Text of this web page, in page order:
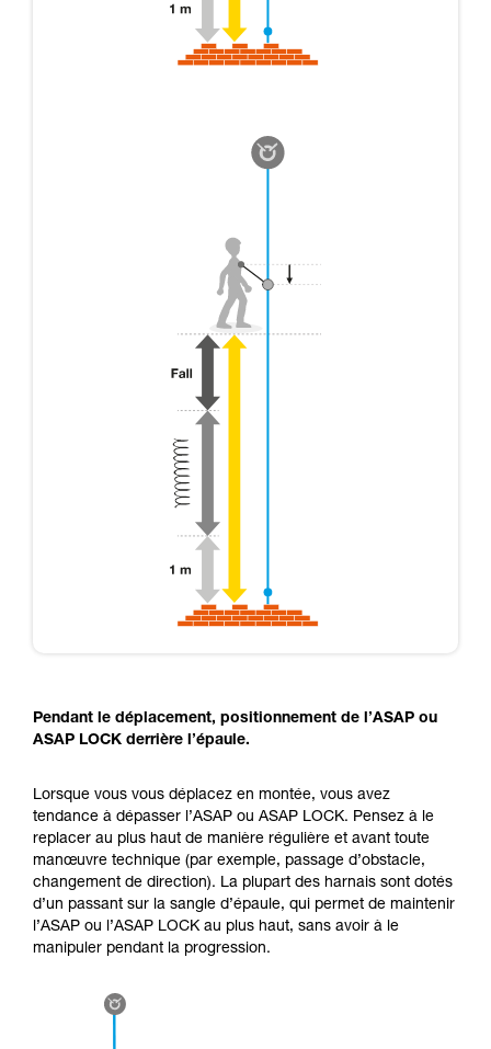
Pendant le déplacement, positionnement de l’ASAP ou
ASAP LOCK derrière l’épaule.
Lorsque vous vous déplacez en montée, vous avez
tendance à dépasser l’ASAP ou ASAP LOCK. Pensez à le
replacer au plus haut de manière régulière et avant toute
manœuvre technique (par exemple, passage d’obstacle,
changement de direction). La plupart des harnais sont dotés
d’un passant sur la sangle d’épaule, qui permet de maintenir
l’ASAP ou l’ASAP LOCK au plus haut, sans avoir à le
manipuler pendant la progression.